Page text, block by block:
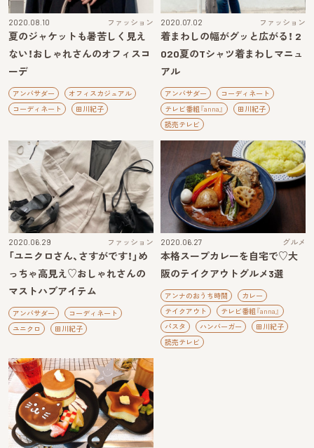
2020.08.10 ファッション
夏のジャケットも暑苦しく見え
ない！おしゃれさんのオフィスコ
ーデ
アンバサダー
オフィスカジュアル
コーディネート
田川紀子
2020.07.02 ファッション
着まわしの幅がグッと広がる！ 2
020夏のTシャツ着まわしマニュ
アル
アンバサダー
コーディネート
テレビ番組『anna』
田川紀子
読売テレビ
2020.06.29 ファッション
「ユニクロさん、さすがです！」め
っちゃ高見え♡おしゃれさんの
マストハブアイテム
アンバサダー
コーディネート
ユニクロ
田川紀子
2020.06.27 グルメ
本格スープカレーを自宅で♡大
阪のテイクアウトグルメ3選
アンナのおうち時間
カレー
テイクアウト
テレビ番組『anna』
パスタ
ハンバーガー
田川紀子
読売テレビ